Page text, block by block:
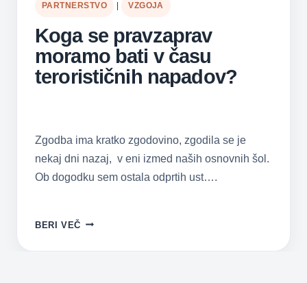
PARTNERSTVO VZGOJA
Koga se pravzaprav
moramo bati v času
terorističnih napadov?
Zgodba ima kratko zgodovino, zgodila se je
nekaj dni nazaj, v eni izmed naših osnovnih šol.
Ob dogodku sem ostala odprtih ust….
BERI VEČ KOGA
PRAVZAPRAV